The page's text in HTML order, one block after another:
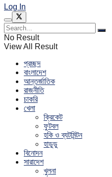
Log In
No Result
View All Result
প্রচ্ছদ
বাংলাদেশ
আন্তর্জাতিক
রাজনীতি
চাকরি
খেলা
ক্রিকেট
ফুটবল
হকি ও ব্যটমিন্টন
হাডুডু
বিনোদন
সারাদেশ
খুলনা